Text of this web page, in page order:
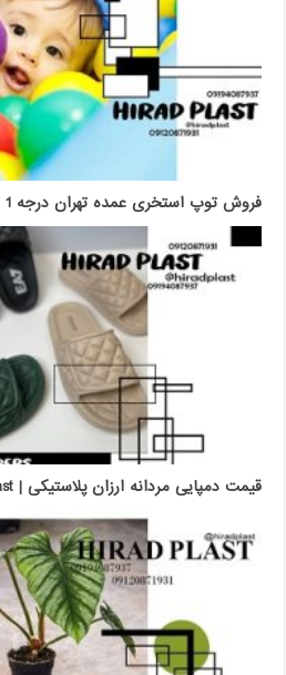
فروش توپ استخری عمده تهران درجه 1
قیمت دمپایی مردانه ارزان پلاستیکی | HiradPlast